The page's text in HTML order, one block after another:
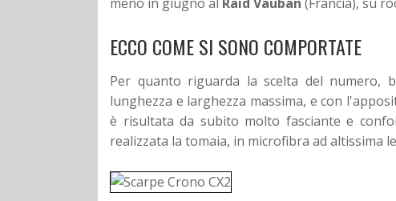
ECCO COME SI SONO COMPORTATE
Per quanto riguarda la scelta del numero,
lunghezza e larghezza massima, e con
è risultata da subito molto fasciante e
realizzata la tomaia, in microfibra ad altissima